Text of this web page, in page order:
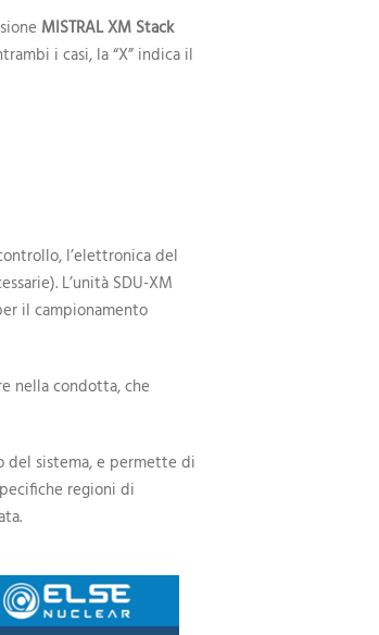
MISTRAL XM Stack
i casi, la “X” indica il
l’elettronica del
L’unità SDU-XM
il campionamento
nella condotta, che
del sistema, e permette di
regioni di